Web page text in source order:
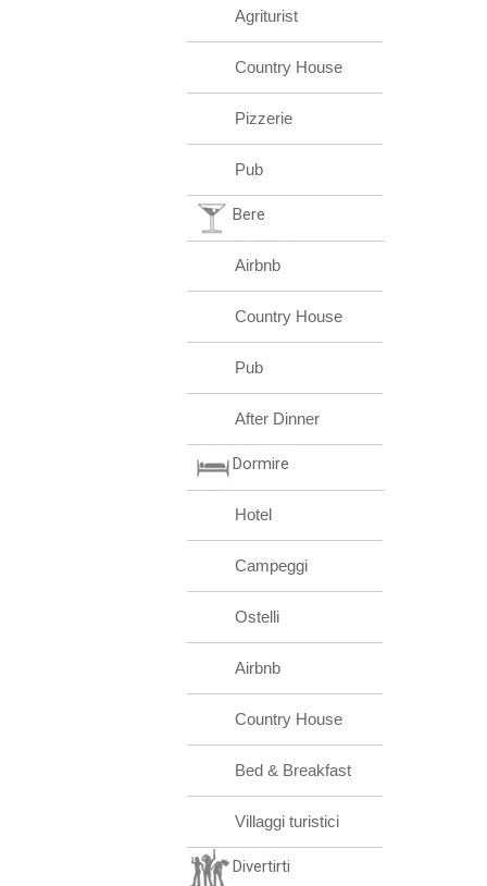
Agriturist
Country House
Pizzerie
Pub
Bere
Airbnb
Country House
Pub
After Dinner
Dormire
Hotel
Campeggi
Ostelli
Airbnb
Country House
Bed & Breakfast
Villaggi turistici
Divertirti